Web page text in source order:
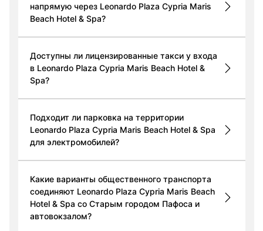
напрямую через Leonardo Plaza Cypria Maris
Beach Hotel & Spa?
Доступны ли лицензированные такси у входа
в Leonardo Plaza Cypria Maris Beach Hotel &
Spa?
Подходит ли парковка на территории
Leonardo Plaza Cypria Maris Beach Hotel & Spa
для электромобилей?
Какие варианты общественного транспорта
соединяют Leonardo Plaza Cypria Maris Beach
Hotel & Spa со Старым городом Пафоса и
автовокзалом?